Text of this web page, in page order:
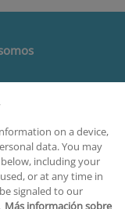
on a device,
data. You may
including your
or at any time in
signaled to our
Más información sobre